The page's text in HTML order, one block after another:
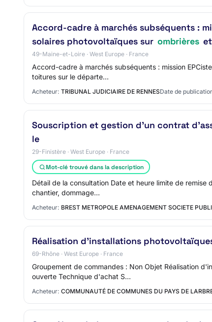
Accord-cadre à marchés subséquents :
solaires photovoltaïques sur ombrières
49-Maine-et-Loire · West Europe · France
Accord-cadre à marchés subséquents : mission
toitures sur le départe…
Acheteur: TRIBUNAL JUDICIAIRE DE RENNESDate de
Souscription et gestion d'un contrat
le
29-Finistère · West Europe · France
Mot-clé trouvé dans la description
Détail de la consultation Date et heure limite de
chantier, dommage…
Acheteur: BREST METROPOLE AMENAGEMENT SOCIETE
Réalisation d'installations
69-Rhône · West Europe · France
Groupement de commandes : Non Objet Réalisation
ouverte Technique d'achat S…
Acheteur: COMMUNAUTÉ DE COMMUNES DU PAYS DE